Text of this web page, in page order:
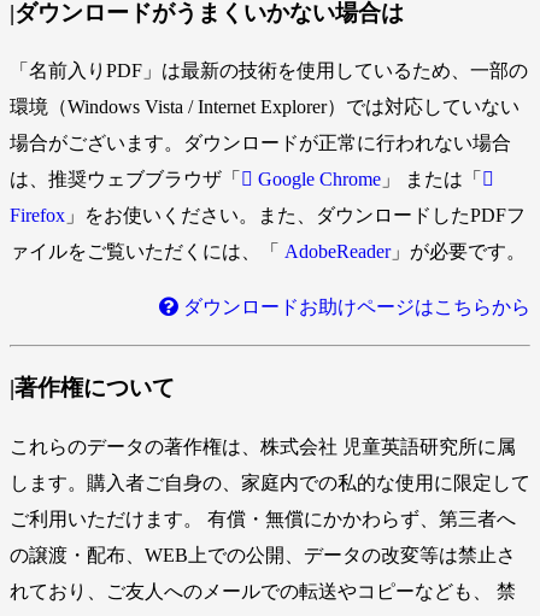
|ダウンロードがうまくいかない場合は
「名前入りPDF」は最新の技術を使用しているため、一部の
環境（Windows Vista / Internet Explorer）では対応していない
場合がございます。ダウンロードが正常に行われない場合
は、推奨ウェブブラウザ「
Google Chrome 」 または「
Firefox 」をお使いください。また、ダウンロードしたPDFフ
ァイルをご覧いただくには、「
AdobeReader」が必要です。
ダウンロードお助けページはこちらから
|著作権について
これらのデータの著作権は、株式会社 児童英語研究所に属
します。購入者ご自身の、家庭内での私的な使用に限定して
ご利用いただけます。 有償・無償にかかわらず、第三者へ
の譲渡・配布、WEB上での公開、データの改変等は禁止さ
れており、ご友人へのメールでの転送やコピーなども、 禁